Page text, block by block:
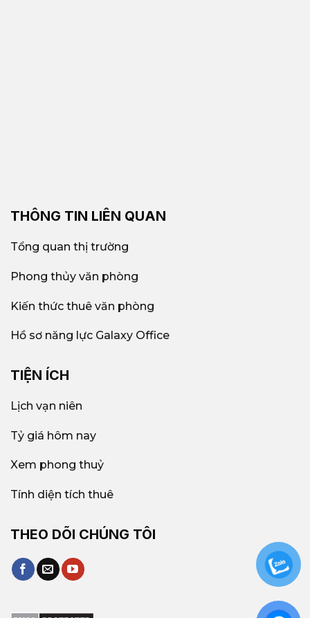
THÔNG TIN LIÊN QUAN
Tổng quan thị trường
Phong thủy văn phòng
Kiến thức thuê văn phòng
Hồ sơ năng lực Galaxy Office
TIỆN ÍCH
Lịch vạn niên
Tỷ giá hôm nay
Xem phong thuỷ
Tính diện tích thuê
THEO DÕI CHÚNG TÔI